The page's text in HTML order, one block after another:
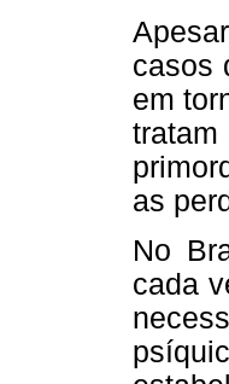
casos
em
as
No
cada